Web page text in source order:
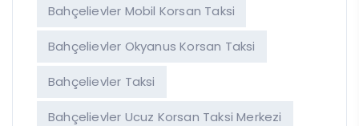
Bahçelievler Mobil Korsan Taksi
Bahçelievler Okyanus Korsan Taksi
Bahçelievler Taksi
Bahçelievler Ucuz Korsan Taksi Merkezi